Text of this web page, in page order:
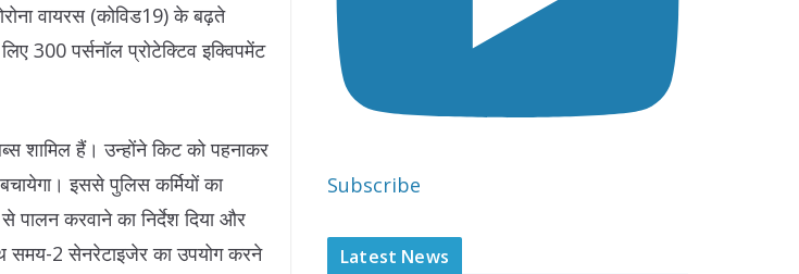
वायरस (कोविड19) के बढ़ते
300 पर्सनॉल प्रोटेक्टिव इक्विपमेंट
शामिल हैं। उन्होंने किट को पहनाकर
इससे पुलिस कर्मियों का
पालन करवाने का निर्देश दिया और
समय-2 सेनरेटाइजेर का उपयोग करने
Subscribe
Latest News